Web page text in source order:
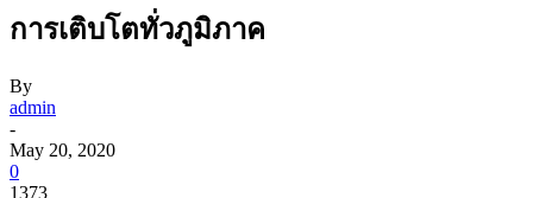
การเติบโตทั่วภูมิภาค
By
admin
-
May 20, 2020
0
1373